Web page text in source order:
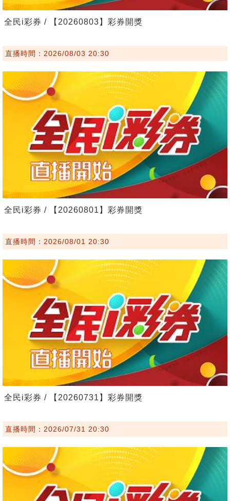
全民i彩券 / 【20260803】彩券開獎
直播時間：2026/08/03 20:30
全民i彩券 / 【20260801】彩券開獎
直播時間：2026/08/01 20:30
全民i彩券 / 【20260731】彩券開獎
直播時間：2026/07/31 20:30